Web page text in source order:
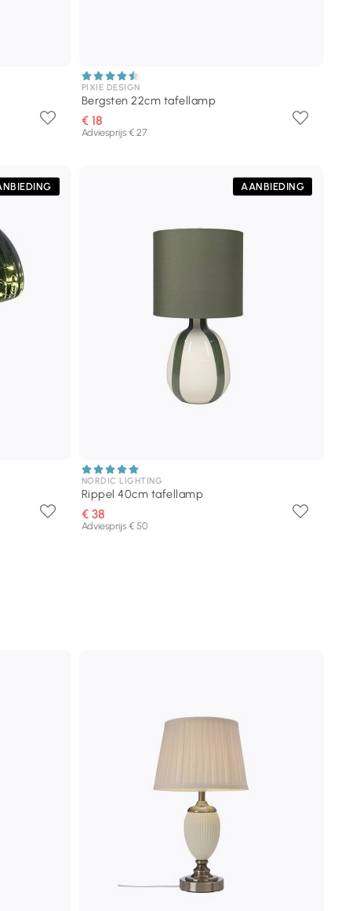
PIXIE DESIGN
Bergsten 22cm tafellamp
€ 18
Adviesprijs € 27
AANBIEDING
NORDIC LIGHTING
Rippel 40cm tafellamp
€ 38
Adviesprijs € 50